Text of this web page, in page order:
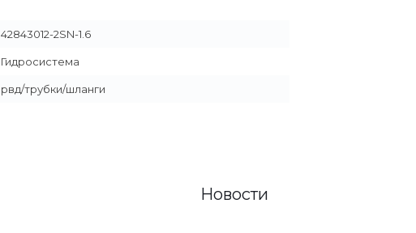
42843012-2SN-1.6
Гидросистема
рвд/трубки/шланги
Новости